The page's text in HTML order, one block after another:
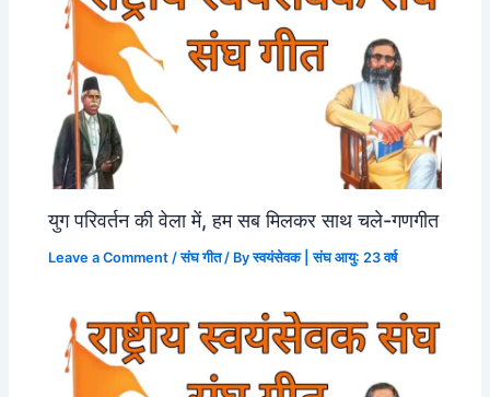
युग परिवर्तन की वेला में, हम सब मिलकर साथ चले-गणगीत
Leave a Comment /संघ गीत/ Byस्वयंसेवक | संघ आयु: 23 वर्ष